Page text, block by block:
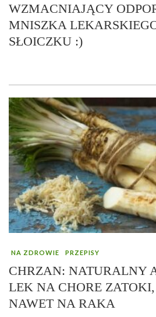
WZMACNIAJĄCY
MNISZKA
SŁOICZKU :)
NA ZDROWIE PRZEPISY
CHRZAN: NATURALNY
LEK NA CHORE
NAWET NA RAKA